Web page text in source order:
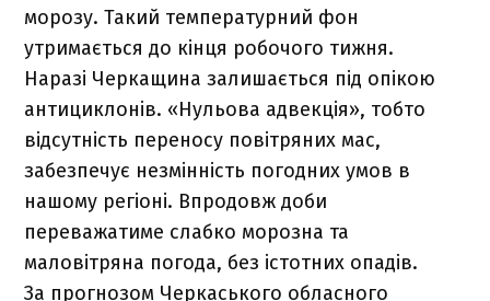
морозу. Такий температурний фон
утримається до кінця робочого тижня.
Наразі Черкащина залишається під опікою
антициклонів. «Нульова адвекція», тобто
відсутність переносу повітряних мас,
забезпечує незмінність погодних умов в
нашому регіоні. Впродовж доби
переважатиме слабко морозна та
маловітряна погода, без істотних опадів.
За прогнозом Черкаського обласного